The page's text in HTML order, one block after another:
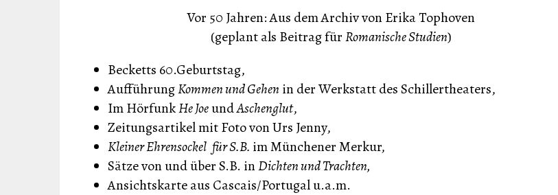
Vor 50 Jahren: Aus dem Archiv von Erika Tophoven
(geplant als Beitrag fürRomanische Studien)
Becketts 60.Geburtstag,
AufführungKommen und Gehen in der Werkstatt des Schillertheaters,
Im HörfunkHe JoeundAschenglut,
Zeitungsartikel mit Foto von Urs Jenny,
Kleiner Ehrensockel für S.B. im Münchener Merkur,
Sätze von und über S.B. inDichten und Trachten,
Ansichtskarte aus Cascais/Portugal u.a.m.